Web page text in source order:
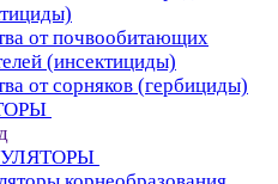
от почвообитающих
(инсектициды)
от сорняков (гербициды)